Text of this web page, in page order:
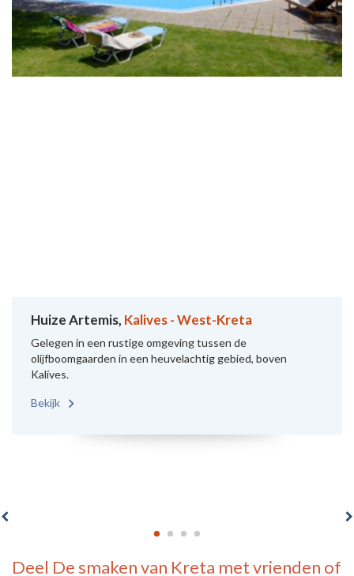
Huize Artemis, Kalives - West-Kreta
Gelegen in een rustige omgeving tussen de
olijfboomgaarden in een heuvelachtig gebied, boven
Kalíves.
Bekijk
Deel De smaken van Kreta met vrienden of